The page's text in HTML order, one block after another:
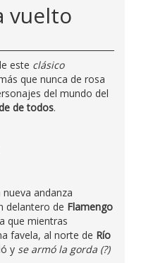
vuelto
este clásico
que nunca de rosa
del mundo del
de todos.
andanza
delantero de Flamengo
que mientras
favela, al norte de Río
y se armó la gorda (?)